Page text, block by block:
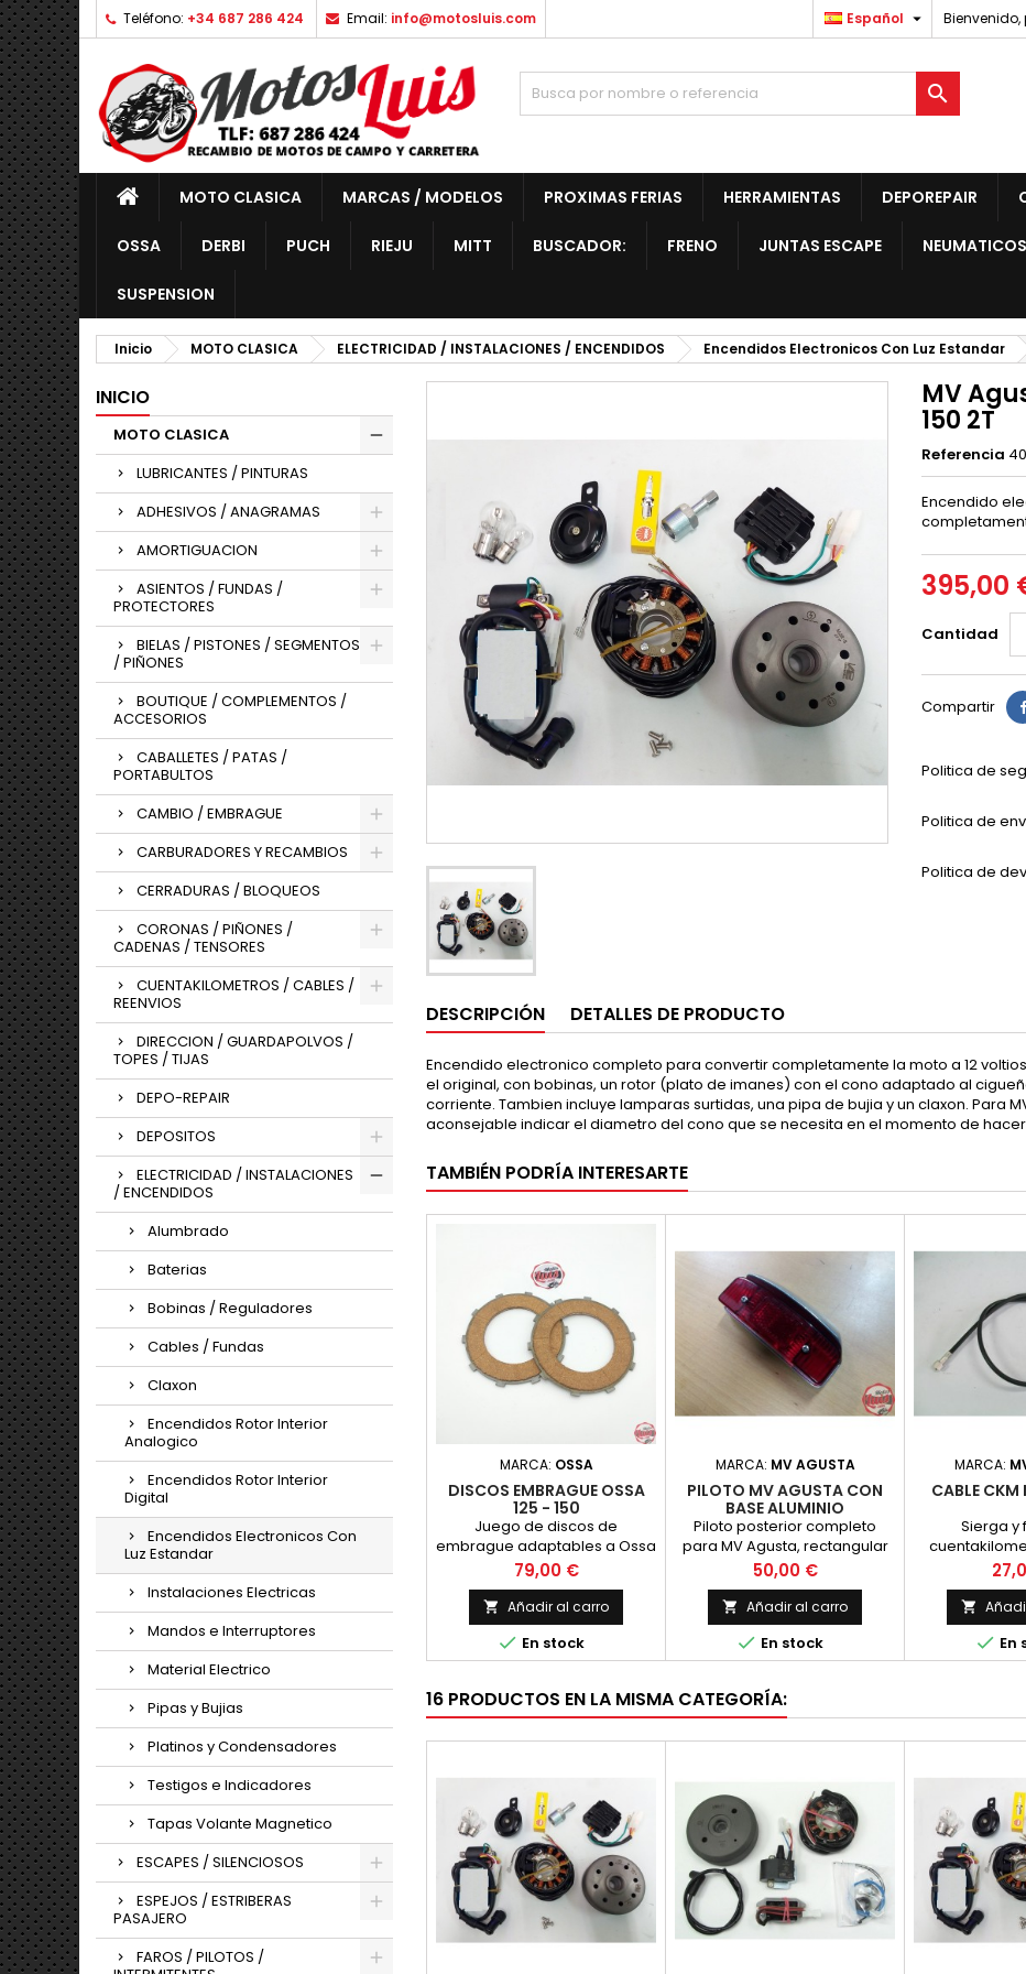
Teléfono: +34 687 286 424 Email: info@motosluis.com Bienvenido,
Español 

MOTO CLASICA MARCAS / MODELOS PROXIMAS FERIAS HERRAMIENTAS DEPOREPAIR
OSSA DERBI PUCH RIEJU MITT BUSCADOR: FRENO JUNTAS ESCAPE NEUMATICOS
SUSPENSION
Inicio MOTO CLASICA ELECTRICIDAD / INSTALACIONES / ENCENDIDOS Encendidos Electronicos Con Luz Estandar
INICIO
MOTO CLASICA
LUBRICANTES / PINTURAS
ADHESIVOS / ANAGRAMAS
AMORTIGUACION
ASIENTOS / FUNDAS /
PROTECTORES
BIELAS / PISTONES / SEGMENTOS
/ PIÑONES
BOUTIQUE / COMPLEMENTOS /
ACCESORIOS
CABALLETES / PATAS /
PORTABULTOS
CAMBIO / EMBRAGUE
CARBURADORES Y RECAMBIOS
CERRADURAS / BLOQUEOS
CORONAS / PIÑONES /
CADENAS / TENSORES
CUENTAKILOMETROS / CABLES /
REENVIOS
DIRECCION / GUARDAPOLVOS /
TOPES / TIJAS
DEPO-REPAIR
DEPOSITOS
ELECTRICIDAD / INSTALACIONES
/ ENCENDIDOS
Alumbrado
Baterias
Bobinas / Reguladores
Cables / Fundas
Claxon
Encendidos Rotor Interior
Analogico
Encendidos Rotor Interior
Digital
Encendidos Electronicos Con
Luz Estandar
Instalaciones Electricas
Mandos e Interruptores
Material Electrico
Pipas y Bujias
Platinos y Condensadores
Testigos e Indicadores
Tapas Volante Magnetico
ESCAPES / SILENCIOSOS
ESPEJOS / ESTRIBERAS
PASAJERO
FAROS / PILOTOS /
MV
150 2T
Referencia
Encendido
395,00
Cantidad
Compartir
Politica de
Politica de
Politica de
DESCRIPCIÓN DETALLES DE PRODUCTO
Encendido electronico completo para convertir completamente la moto a 12
el original, con bobinas, un rotor (plato de imanes) con el cono adaptado al
corriente. Tambien incluye lamparas surtidas, una pipa de bujia y un claxon. Para
aconsejable indicar el diametro del cono que se necesita en el momento de
TAMBIÉN PODRÍA INTERESARTE
MARCA: OSSA
DISCOS EMBRAGUE OSSA
125 - 150
Juego de discos de
embrague adaptables a Ossa
125 - 150 (motores antiguos)
Precio
79,00 €
 Añadir al carro
 En stock
MARCA: MV AGUSTA
PILOTO MV AGUSTA CON
BASE ALUMINIO
Piloto posterior completo
para MV Agusta, rectangular
con base de aluminio valido
para la mayoria de los
modelos de 4 tiempos.
Precio
50,00 €
 Añadir al carro
 En stock
MARCA:
CABLE
Sierga y
Agusta,
originales,
mismo

 En
16 PRODUCTOS EN LA MISMA CATEGORÍA: